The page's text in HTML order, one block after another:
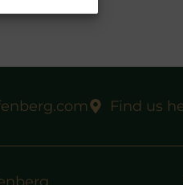
Find us